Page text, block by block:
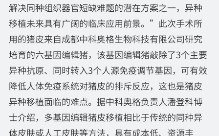
解决同种组织器官短缺难题的潜在方案之一，异种
移植未来具有广阔的临床应用前景。”此次手术所
用的猪皮来自成都中科奥格生物科技有限公司研究
培育的六基因编辑猪，该基因编辑猪敲除了3个主要
异种抗原、同时转入3个人源免疫调节基因，可有效
降低人体免疫系统对猪皮的排斥反应，这也是猪皮
异种移植面临的难点。据中科奥格负责人潘登科博
士介绍，多基因编辑猪皮移植相比于传统的同种异
体皮肤或人工皮肤等方法，具有成本低、资源丰